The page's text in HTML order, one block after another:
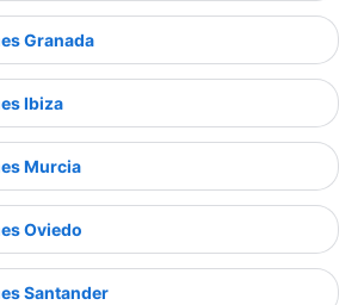
Granada
Ibiza
Murcia
Oviedo
Santander